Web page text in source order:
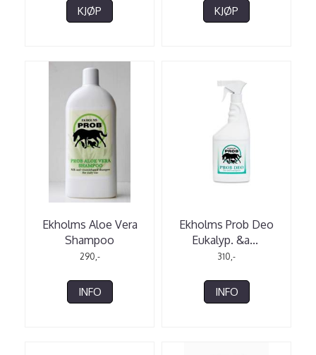
KJØP KJØP
Ekholms Aloe Vera
Shampoo
290,-
INFO
Ekholms Prob Deo
Eukalyp. &a...
310,-
INFO